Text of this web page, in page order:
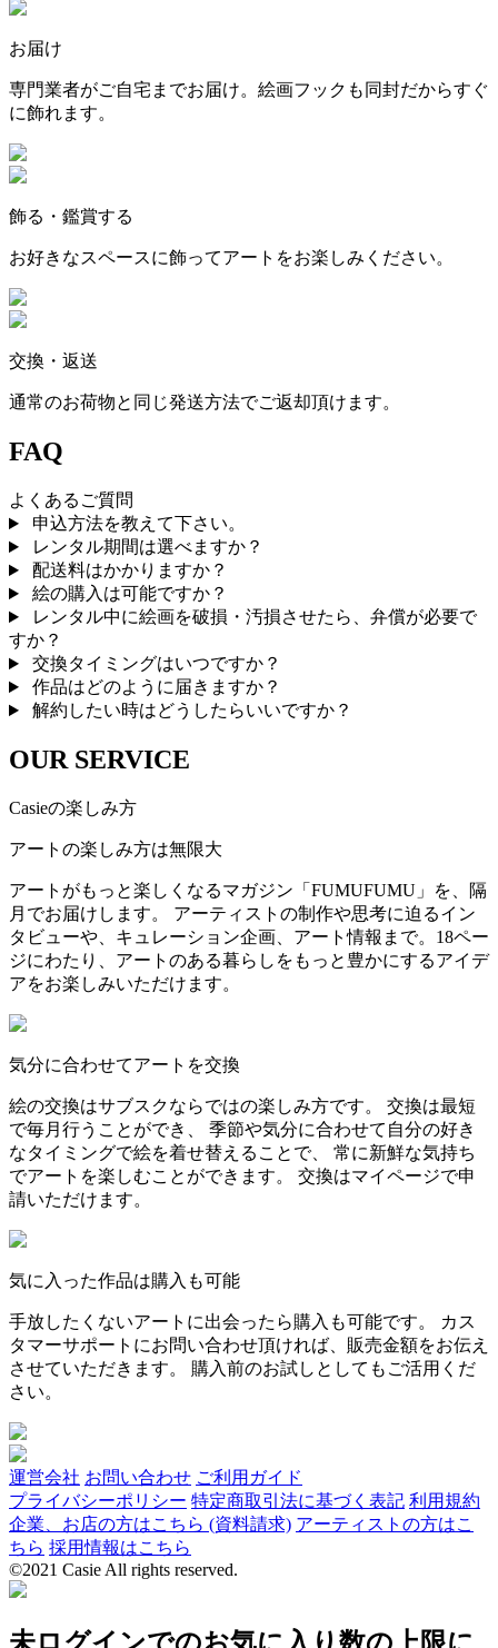
お届け
専門業者がご自宅までお届け。絵画フックも同封だからすぐ
に飾れます。
飾る・鑑賞する
お好きなスペースに飾ってアートをお楽しみください。
交換・返送
通常のお荷物と同じ発送方法でご返却頂けます。
FAQ
よくあるご質問
申込方法を教えて下さい。
レンタル期間は選べますか？
配送料はかかりますか？
絵の購入は可能ですか？
レンタル中に絵画を破損・汚損させたら、弁償が必要で
すか？
交換タイミングはいつですか？
作品はどのように届きますか？
解約したい時はどうしたらいいですか？
OUR SERVICE
Casieの楽しみ方
アートの楽しみ方は無限大
アートがもっと楽しくなるマガジン「FUMUFUMU」を、隔
月でお届けします。 アーティストの制作や思考に迫るイン
タビューや、キュレーション企画、アート情報まで。18ペー
ジにわたり、アートのある暮らしをもっと豊かにするアイデ
アをお楽しみいただけます。
気分に合わせてアートを交換
絵の交換はサブスクならではの楽しみ方です。 交換は最短
で毎月行うことができ、 季節や気分に合わせて自分の好き
なタイミングで絵を着せ替えることで、 常に新鮮な気持ち
でアートを楽しむことができます。 交換はマイページで申
請いただけます。
気に入った作品は購入も可能
手放したくないアートに出会ったら購入も可能です。 カス
タマーサポートにお問い合わせ頂ければ、販売金額をお伝え
させていただきます。 購入前のお試しとしてもご活用くだ
さい。
運営会社 お問い合わせ ご利用ガイド
プライバシーポリシー 特定商取引法に基づく表記 利用規約
企業、お店の方はこちら (資料請求) アーティストの方はこ
ちら 採用情報はこちら
©2021 Casie All rights reserved.